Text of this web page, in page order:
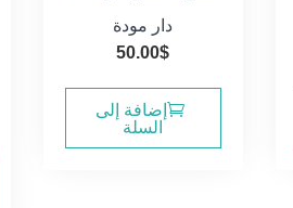
دار مودة
50.00$
إضافة إلى
السلة